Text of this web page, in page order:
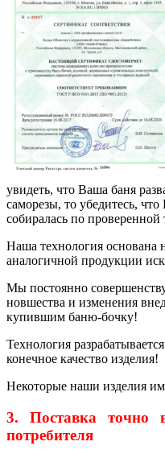
увидеть, что Ваша баня
саморезы, то убедитесь,
собиралась по проверенной
Наша технология основана
аналогичной продукции
Мы постоянно
новшества и изменения
купившим баню-бочку!
Технология
конечное качество изделия!
Некоторые наши изделия
3. Поставка точно
потребителя